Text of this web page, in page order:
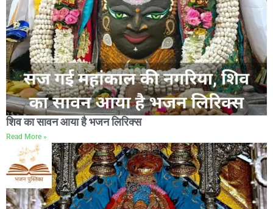
शिव का सावन आया है भजन लिरिक्स
Read More »